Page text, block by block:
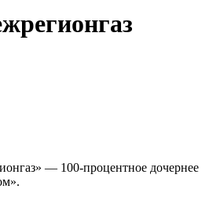
— 100-процентное дочернее